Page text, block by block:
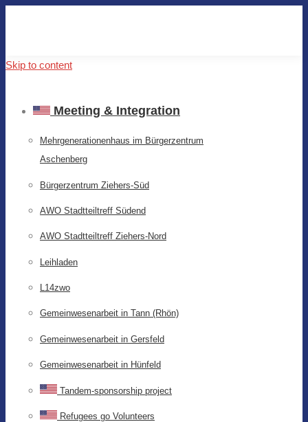
Skip to content
Meeting & Integration
Mehrgenerationenhaus im Bürgerzentrum
Aschenberg
Bürgerzentrum Ziehers-Süd
AWO Stadtteiltreff Südend
AWO Stadtteiltreff Ziehers-Nord
Leihladen
L14zwo
Gemeinwesenarbeit in Tann (Rhön)
Gemeinwesenarbeit in Gersfeld
Gemeinwesenarbeit in Hünfeld
Tandem-sponsorship project
Refugees go Volunteers